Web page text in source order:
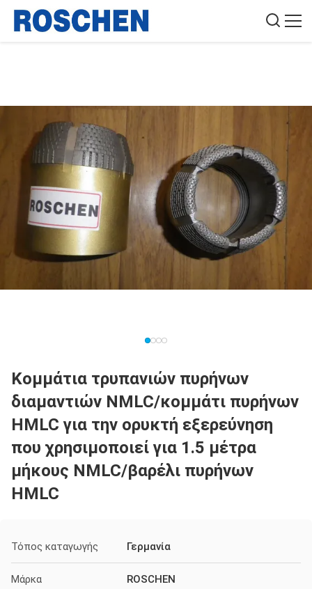
Κομμάτια τρυπανιών πυρήνων
διαμαντιών NMLC/κομμάτι πυρήνων
HMLC για την ορυκτή εξερεύνηση
που χρησιμοποιεί για 1.5 μέτρα
μήκους NMLC/βαρέλι πυρήνων
HMLC
Τόπος καταγωγής Γερμανία
Μάρκα ROSCHEN